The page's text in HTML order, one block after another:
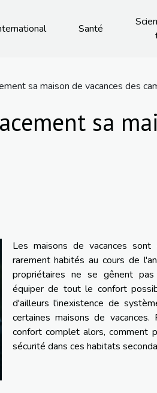
Santé
sa maison de vacances des
sa
Les maisons de vacances
rarement habités au cours de
propriétaires ne se gênent
équiper de tout le confort
d'ailleurs l'inexistence de
certaines maisons de
confort complet alors, comment
sécurité dans ces habitats